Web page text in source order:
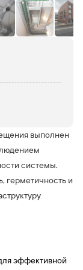
выполнен
системы.
герметичность и
эффективной